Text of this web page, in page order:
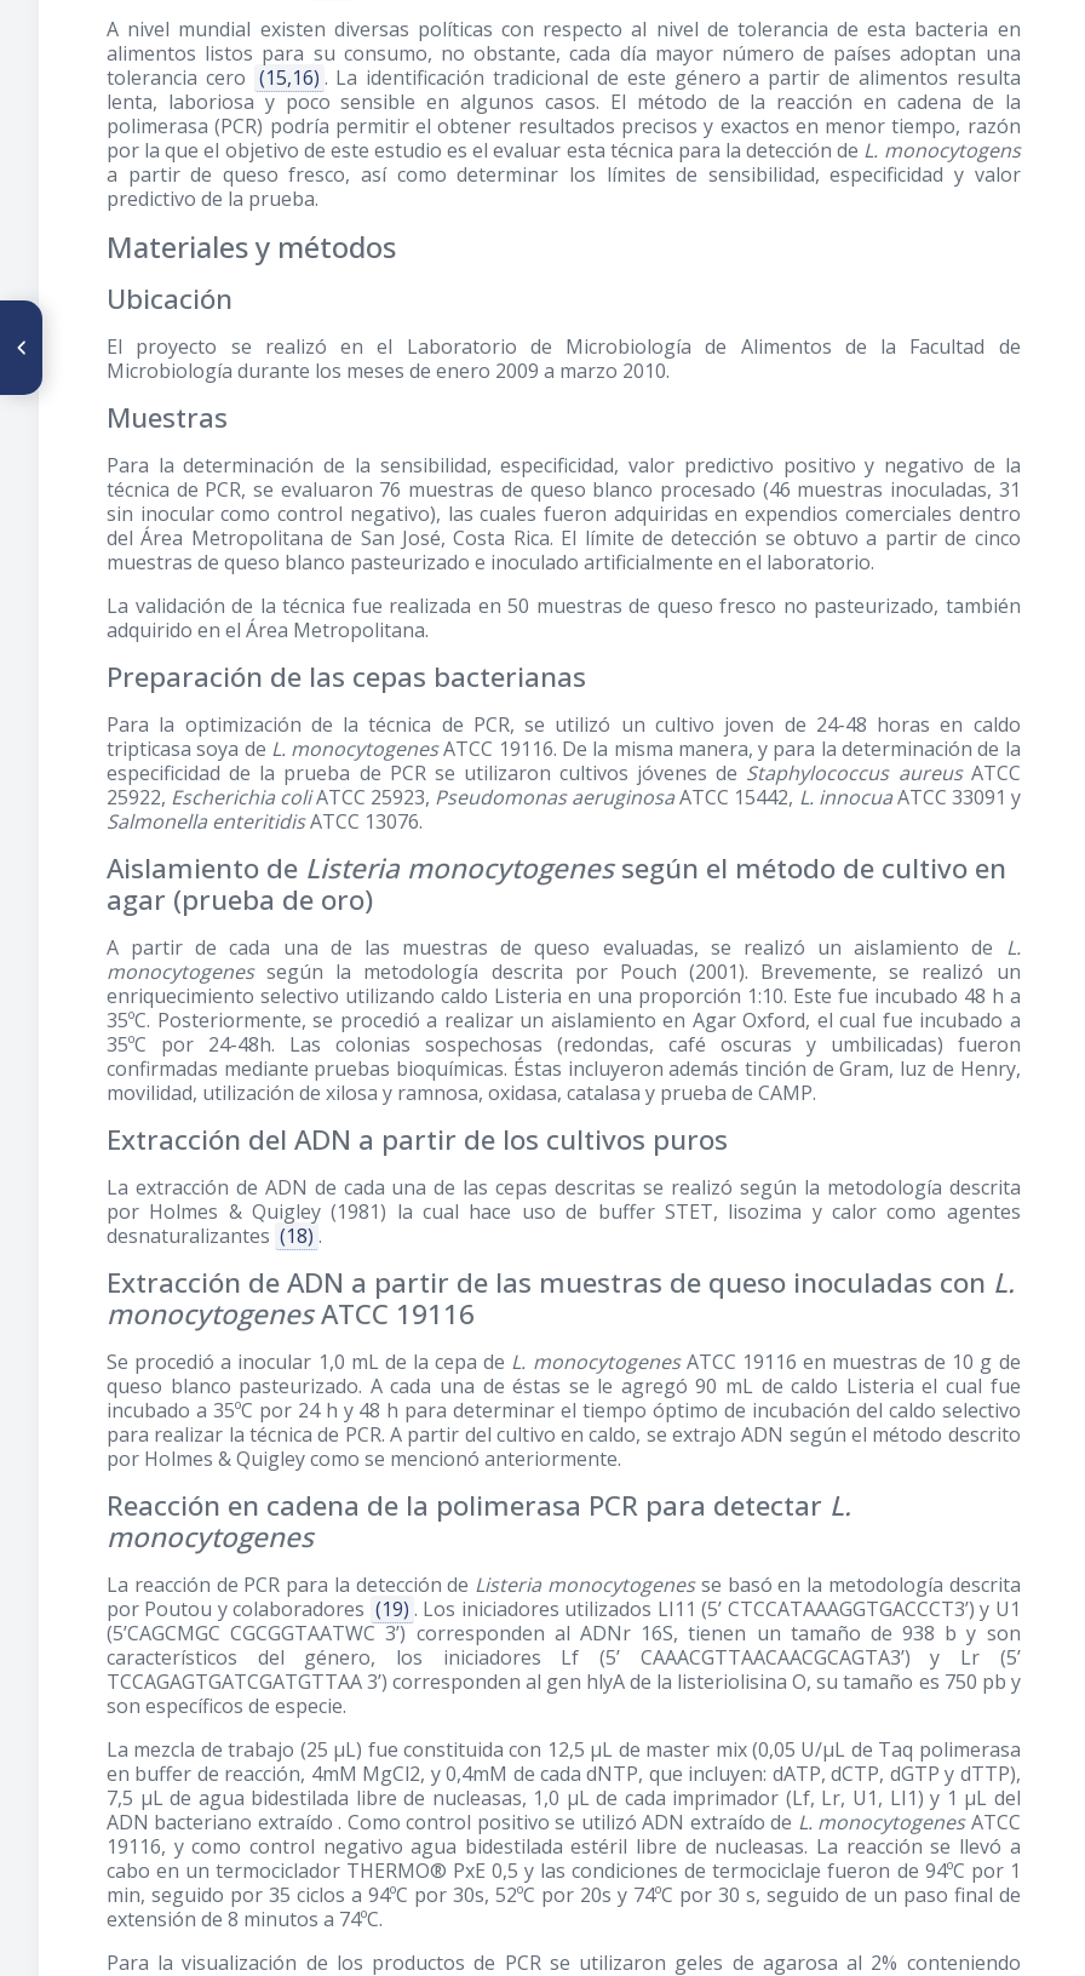
A nivel mundial existen diversas políticas con respecto al nivel de tolerancia de esta bacteria en
alimentos listos para su consumo, no obstante, cada día mayor número de países adoptan una
tolerancia cero (15,16) . La identificación tradicional de este género a partir de alimentos resulta
lenta, laboriosa y poco sensible en algunos casos. El método de la reacción en cadena de la
polimerasa (PCR) podría permitir el obtener resultados precisos y exactos en menor tiempo, razón
por la que el objetivo de este estudio es el evaluar esta técnica para la detección de L. monocytogens
a partir de queso fresco, así como determinar los límites de sensibilidad, especificidad y valor
predictivo de la prueba.
Materiales y métodos
Ubicación
El proyecto se realizó en el Laboratorio de Microbiología de Alimentos de la Facultad de
Microbiología durante los meses de enero 2009 a marzo 2010.
Muestras
Para la determinación de la sensibilidad, especificidad, valor predictivo positivo y negativo de la
técnica de PCR, se evaluaron 76 muestras de queso blanco procesado (46 muestras inoculadas, 31
sin inocular como control negativo), las cuales fueron adquiridas en expendios comerciales dentro
del Área Metropolitana de San José, Costa Rica. El límite de detección se obtuvo a partir de cinco
muestras de queso blanco pasteurizado e inoculado artificialmente en el laboratorio.
La validación de la técnica fue realizada en 50 muestras de queso fresco no pasteurizado, también
adquirido en el Área Metropolitana.
Preparación de las cepas bacterianas
Para la optimización de la técnica de PCR, se utilizó un cultivo joven de 24-48 horas en caldo
tripticasa soya de L. monocytogenesATCC 19116. De la misma manera, y para la determinación de la
especificidad de la prueba de PCR se utilizaron cultivos jóvenes de Staphylococcus aureusATCC
25922, Escherichia coliATCC 25923, Pseudomonas aeruginosaATCC 15442, L. innocuaATCC 33091 y
Salmonella enteritidisATCC 13076.
Aislamiento de Listeria monocytogenessegún el método de cultivo en
agar (prueba de oro)
A partir de cada una de las muestras de queso evaluadas, se realizó un aislamiento de L.
monocytogenessegún la metodología descrita por Pouch(2001). Brevemente, se realizó un
enriquecimiento selectivo utilizando caldo Listeria en una proporción 1:10. Este fue incubado 48 h a
35ºC. Posteriormente, se procedió a realizar un aislamiento en Agar Oxford, el cual fue incubado a
35ºC por 24-48h. Las colonias sospechosas (redondas, café oscuras y umbilicadas) fueron
confirmadas mediante pruebas bioquímicas. Éstas incluyeron además tinción de Gram, luz de Henry,
movilidad, utilización de xilosa y ramnosa, oxidasa, catalasa y prueba de CAMP.
Extracción del ADN a partir de los cultivos puros
La extracción de ADN de cada una de las cepas descritas se realizó según la metodología descrita
por Holmes & Quigley(1981) la cual hace uso de buffer STET, lisozima y calor como agentes
desnaturalizantes (18) .
Extracción de ADN a partir de las muestras de queso inoculadas con L.
monocytogenesATCC 19116
Se procedió a inocular 1,0 mL de la cepa de L. monocytogenesATCC 19116 en muestras de 10 g de
queso blanco pasteurizado. A cada una de éstas se le agregó 90 mL de caldo Listeria el cual fue
incubado a 35ºC por 24 h y 48 h para determinar el tiempo óptimo de incubación del caldo selectivo
para realizar la técnica de PCR. A partir del cultivo en caldo, se extrajo ADN según el método descrito
por Holmes & Quigley como se mencionó anteriormente.
Reacción en cadena de la polimerasa PCR para detectar L.
monocytogenes
La reacción de PCR para la detección de Listeria monocytogenesse basó en la metodología descrita
por Poutou y colaboradores (19) . Los iniciadores utilizados LI11 (5’ CTCCATAAAGGTGACCCT3’) y U1
(5’CAGCMGC CGCGGTAATWC 3’) corresponden al ADNr 16S, tienen un tamaño de 938 b y son
característicos del género, los iniciadores Lf (5’ CAAACGTTAACAACGCAGTA3’) y Lr (5’
TCCAGAGTGATCGATGTTAA 3’) corresponden al gen hlyA de la listeriolisina O, su tamaño es 750 pb y
son específicos de especie.
La mezcla de trabajo (25 μL) fue constituida con 12,5 μL de master mix (0,05 U/μL de Taq polimerasa
en buffer de reacción, 4mM MgCl2, y 0,4mM de cada dNTP, que incluyen: dATP, dCTP, dGTP y dTTP),
7,5 μL de agua bidestilada libre de nucleasas, 1,0 μL de cada imprimador (Lf, Lr, U1, LI1) y 1 μL del
ADN bacteriano extraído . Como control positivo se utilizó ADN extraído de L. monocytogenesATCC
19116, y como control negativo agua bidestilada estéril libre de nucleasas. La reacción se llevó a
cabo en un termociclador THERMO® PxE 0,5 y las condiciones de termociclaje fueron de 94ºC por 1
min, seguido por 35 ciclos a 94ºC por 30s, 52ºC por 20s y 74ºC por 30 s, seguido de un paso final de
extensión de 8 minutos a 74ºC.
Para la visualización de los productos de PCR se utilizaron geles de agarosa al 2% conteniendo
Aceptación hacia yogurt con
diferentes ingredientes
funcionales en consumidores
de supermercados del sur de